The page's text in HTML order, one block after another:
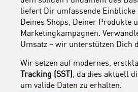
liefert Dir umfassende
Deines Shops, Deiner Produkte
Marketingkampagnen.
Umsatz – wir unterstützen Dich
Wir setzen auf modernes,
Tracking (SST), da dies aktuell
um valide Daten zu erhalten.